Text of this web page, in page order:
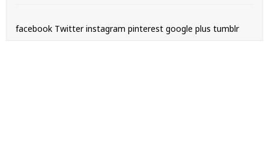
facebook Twitter instagram pinterest google plus tumblr